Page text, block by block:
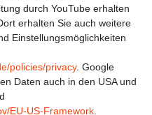
durch YouTube erhalten
erhalten Sie auch weitere
Einstellungsmöglichkeiten
policies/privacy. Google
Daten auch in den USA und
EU-US-Framework